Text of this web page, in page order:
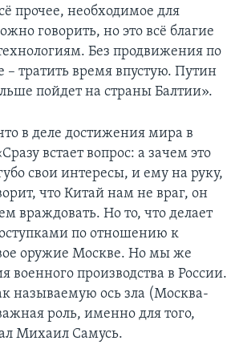
прочее, необходимое для
говорить, но это всё благие
Без продвижения по
тратить время впустую. Путин
пойдет на страны Балтии».
в деле достижения мира в
встает вопрос: а зачем это
свои интересы, и ему на руку,
что Китай нам не враг, он
враждовать. Но то, что делает
по отношению к
оружие Москве. Но мы же
военного производства в России.
называемую ось зла (Москва-
роль, именно для того,
Михаил Самусь.